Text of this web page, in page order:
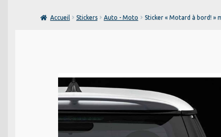
22,50 €.15,50 €.
Accueil Stickers Auto - Moto Sticker « Motard à bord! »